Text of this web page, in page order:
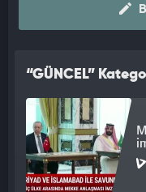
“GÜNCEL”